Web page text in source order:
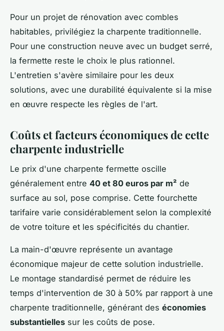
Pour un projet de rénovation avec combles
habitables, privilégiez la charpente traditionnelle.
Pour une construction neuve avec un budget serré,
la fermette reste le choix le plus rationnel.
L'entretien s'avère similaire pour les deux
solutions, avec une durabilité équivalente si la mise
en œuvre respecte les règles de l'art.
Coûts et facteurs économiques de cette
charpente industrielle
Le prix d'une charpente fermette oscille
généralement entre 40 et 80 euros par m² de
surface au sol, pose comprise. Cette fourchette
tarifaire varie considérablement selon la complexité
de votre toiture et les spécificités du chantier.
La main-d'œuvre représente un avantage
économique majeur de cette solution industrielle.
Le montage standardisé permet de réduire les
temps d'intervention de 30 à 50% par rapport à une
charpente traditionnelle, générant des économies
substantielles sur les coûts de pose.